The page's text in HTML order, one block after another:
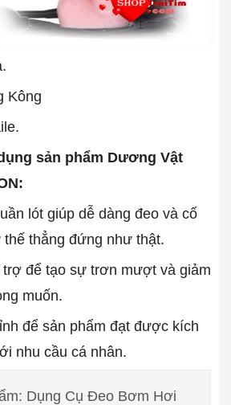
Kông
sản phẩm Dương Vật
lót giúp dễ dàng đeo và cố
thẳng đứng như thật.
để tạo sự trơn mượt và giảm
muốn.
để sản phẩm đạt được kích
nhu cầu cá nhân.
Dụng Cụ Đeo Bơm Hơi